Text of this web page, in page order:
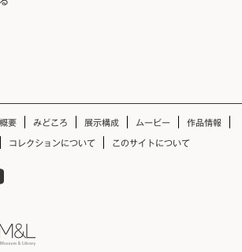
要 みどころ 展示構成 ムービー 作品情報
コレクションについて このサイトについて